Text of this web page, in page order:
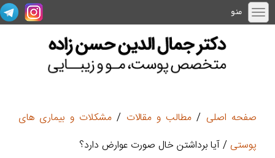
منو
صفحه اصلی / مطالب و مقالات /مشکلات و بیماری های
پوستی / آیا برداشتن خال صورت عوارض دارد؟